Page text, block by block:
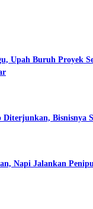
Upah Buruh Proyek
Diterjunkan, Bisnisnya
Napi Jalankan